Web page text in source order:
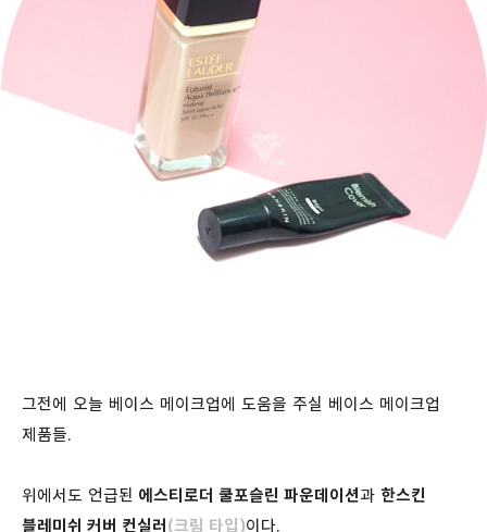
그전에 오늘 베이스 메이크업에 도움을 주실 베이스 메이크업
제품들.
위에서도 언급된 에스티로더 쿨포슬린 파운데이션과 한스킨
블레미쉬 커버 컨실러 (크림 타입)이다.